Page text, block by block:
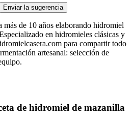
Enviar la sugerencia
más de 10 años elaborando hidromiel
en hidromieles clásicas y
para compartir todo
artesanal: selección de
de hidromiel de mazanilla